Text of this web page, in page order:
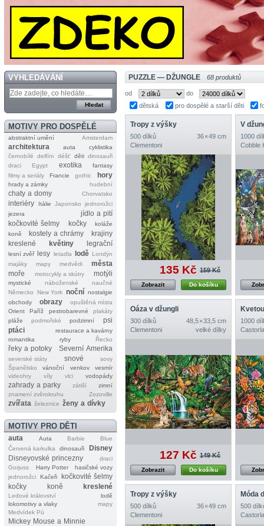
VYHLEDÁVÁNÍ
MOTIVY PRO DOSPĚLÉ
abstraktní umění Amsterdam
architektura auta
cyklistika
černobílé
delfíni déšť děti dinosauři
draci
Egypt exotika
fantasy
filmy a seriály
Francie gothic hory
hrady a zámky hudební
chaty a domy Chorvatsko
interiéry Itálie Japonsko
jednorožci
jezera
jídlo a pití
kočkovité šelmy
kočky
koláže
koně
kostely a chrámy
krajiny
kreslené
květiny legrační
lesní zvěř lesy letadla lodě Londýn
majáky
mapy medvědi
města
moře
motocykly a skútry motýli
mystické náboženské
naučné
Německo
New York noční nostalgie
obchody
obrazy
opuštěná místa
Orient
Paříž pestrobarevné
plakáty
pláže
podmořské podzimní
psi
ptáci
restaurace a kavárny
romantika
ryby Řecko
řeky a potoky Severní Amerika
severské státy snové
sovy
Španělsko
vánoční venkov
vesmír
videohry
víly vlci vodopády
zahrady a parky zátiší
zimní
znamení zvěrokruhu
Zozoville
zvířata železnice ženy a dívky
MOTIVY PRO DĚTI
auta Auta Barbie
Blue
Červená karkulka
dinosauři
Disney
Disneyovské princezny
draci
Gorjuss
Harry Potter
hasičské vozy
jednorožci
Kačeři
kočkovité šelmy
kočky
koně kreslené
Ledové království
lodě
lokomotivy a vlaky
mapy
Medvídek Pú
Mickey Mouse a Minnie
PUZZLE — DŽUNGLE 68 produktů
od
do
dětská
pro dospělé a starší děti
Tropy z výšky
500 dílků
36 × 49 cm
Clementoni
135 Kč 159 Kč
Do košíku
Zobrazit
V
1000
Cobble
Oáza v džungli
300 dílků
48,5 × 33,5 cm
Clementoni
velké dílky
127 Kč 149 Kč
Do košíku
Zobrazit
1000
Tropy z výšky
500 dílků
36 × 49 cm
Clementoni
Móda
500